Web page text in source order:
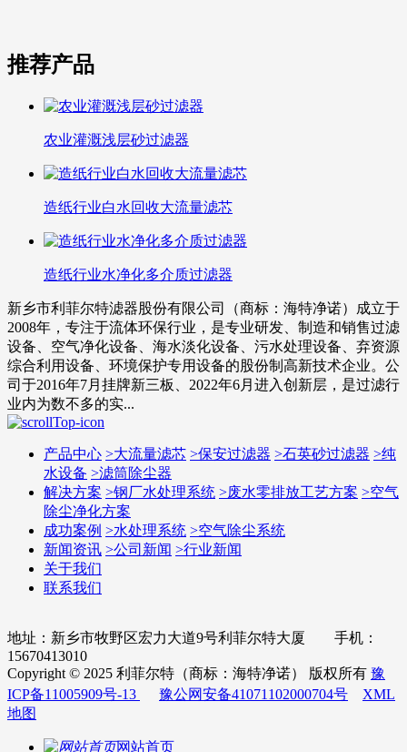
推荐产品
农业灌溉浅层砂过滤器
造纸行业白水回收大流量滤芯
造纸行业水净化多介质过滤器
新乡市利菲尔特滤器股份有限公司（商标：海特净诺）成立于
2008年，专注于流体环保行业，是专业研发、制造和销售过滤
设备、空气净化设备、海水淡化设备、污水处理设备、弃资源
综合利用设备、环境保护专用设备的股份制高新技术企业。公
司于2016年7月挂牌新三板、2022年6月进入创新层，是过滤行
业内为数不多的实...
产品中心 >大流量滤芯 >保安过滤器 >石英砂过滤器 >纯
水设备 >滤筒除尘器
解决方案 >钢厂水处理系统 >废水零排放工艺方案 >空气
除尘净化方案
成功案例 >水处理系统 >空气除尘系统
新闻资讯 >公司新闻 >行业新闻
关于我们
联系我们
地址：新乡市牧野区宏力大道9号利菲尔特大厦 手机：
15670413010
Copyright © 2025 利菲尔特（商标：海特净诺） 版权所有 豫
ICP备11005909号-13
豫公网安备41071102000704号
XML
地图
网站首页